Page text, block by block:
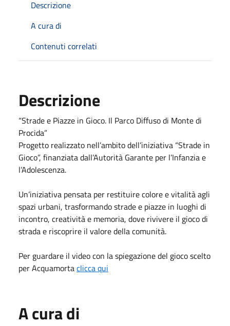
Descrizione
A cura di
Contenuti correlati
Descrizione
“Strade e Piazze in Gioco. Il Parco Diffuso di Monte di
Procida”
Progetto realizzato nell’ambito dell’iniziativa “Strade in
Gioco”, finanziata dall’Autorità Garante per l’Infanzia e
l’Adolescenza.
Un’iniziativa pensata per restituire colore e vitalità agli
spazi urbani, trasformando strade e piazze in luoghi di
incontro, creatività e memoria, dove rivivere il gioco di
strada e riscoprire il valore della comunità.
Per guardare il video con la spiegazione del gioco scelto
per Acquamortaclicca qui
A cura di